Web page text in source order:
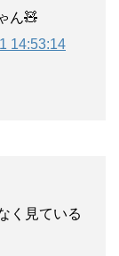
ん🧸
14:53:14
く見ている